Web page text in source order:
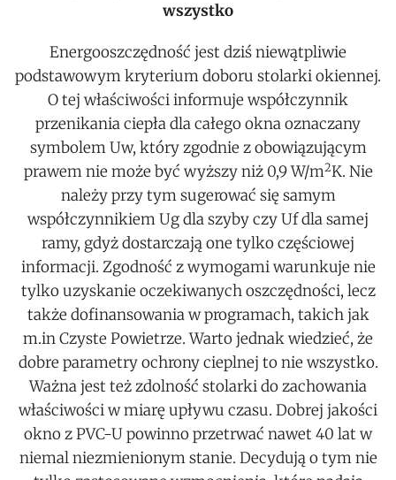
wszystko
Energooszczędność jest dziś niewątpliwie
podstawowym kryterium doboru stolarki okiennej.
O tej właściwości informuje współczynnik
przenikania ciepła dla całego okna oznaczany
symbolem Uw, który zgodnie z obowiązującym
prawem nie może być wyższy niż 0,9 W/m2K. Nie
należy przy tym sugerować się samym
współczynnikiem Ug dla szyby czy Uf dla samej
ramy, gdyż dostarczają one tylko częściowej
informacji. Zgodność z wymogami warunkuje nie
tylko uzyskanie oczekiwanych oszczędności, lecz
także dofinansowania w programach, takich jak
m.in Czyste Powietrze. Warto jednak wiedzieć, że
dobre parametry ochrony cieplnej to nie wszystko.
Ważna jest też zdolność stolarki do zachowania
właściwości w miarę upływu czasu. Dobrej jakości
okno z PVC-U powinno przetrwać nawet 40 lat w
niemal niezmienionym stanie. Decydują o tym nie